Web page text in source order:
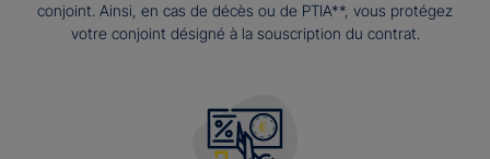
conjoint. Ainsi, en cas de décès ou de PTIA**, vous protégez
votre conjoint désigné à la souscription du contrat.